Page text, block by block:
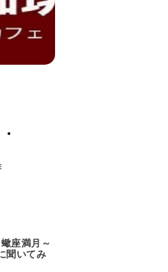
座満月～
聞いてみ